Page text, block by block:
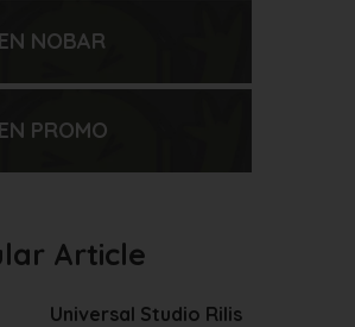
NOBAR
PROMO
Article
Universal Studio Rilis